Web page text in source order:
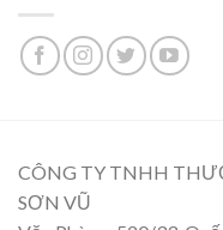
CÔNG TY TNHH
SƠN VŨ